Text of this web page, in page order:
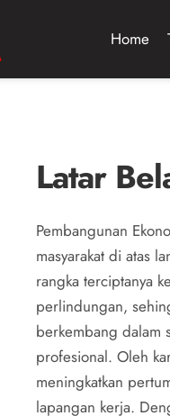
Home
Latar
Pembangunan
masyarakat di atas
rangka terciptanya
perlindungan,
berkembang dalam
profesional. Oleh
meningkatkan
lapangan kerja.